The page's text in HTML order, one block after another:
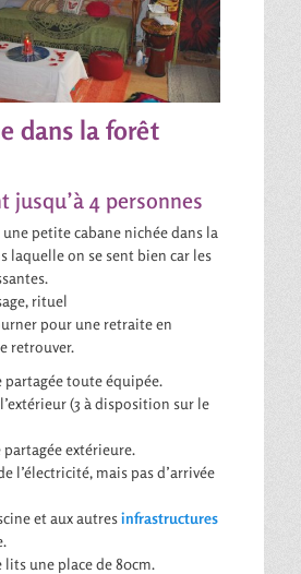
dans la forêt
jusqu’à 4 personnes
une petite cabane nichée dans la
laquelle on se sent bien car les
rituel
pour une retraite en
retrouver.
partagée toute équipée.
(3 à disposition sur le
extérieure.
l’électricité, mais pas d’arrivée
et aux autresinfrastructures
lits une place de 80cm.